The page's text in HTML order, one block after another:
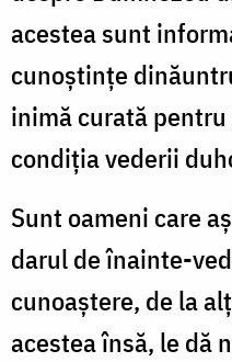
acestea sunt
cunoștințe
inimă curată
condiția vederii
Sunt oameni care
darul de înainte-
cunoaștere, de la
acestea însă, le dă